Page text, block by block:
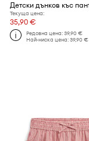
Текуща цена:
35,90 €
Редовна цена:39,90 €
Най-ниска цена:39,90 €